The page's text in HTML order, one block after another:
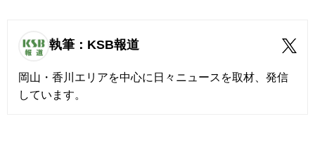
執筆：KSB報道
岡山・香川エリアを中心に日々ニュースを取材、発信
しています。